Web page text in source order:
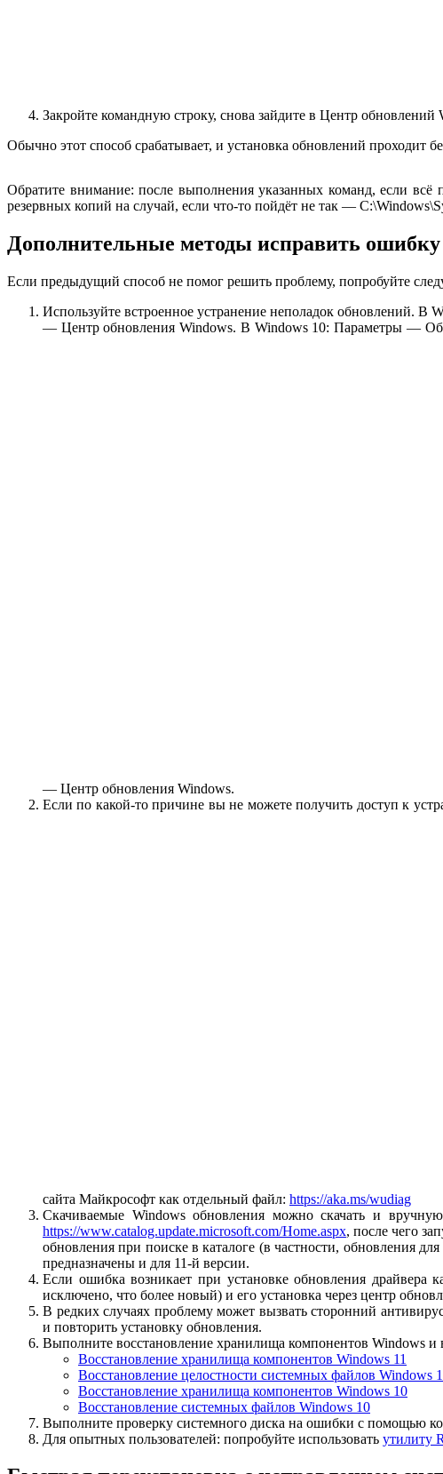
Закройте командную строку, снова зайдите в Центр
Обычно этот способ срабатывает, и установка обновлений проходит
Обратите внимание: после выполнения указанных команд, если
резервных копий на случай, если что-то пойдёт не так —
Дополнительные методы исправить ошибку
Если предыдущий способ не помог решить проблему, попробуйте
Используйте встроенное устранение неполадок обновлений.
— Центр обновления Windows. В Windows 10: Параметры —
— Центр обновления Windows.
Если по какой-то причине вы не можете получить доступ к
сайта Майкрософт как отдельный файл: https://aka.ms/wudiag
Скачиваемые Windows обновления можно скачать и
https://www.catalog.update.microsoft.com/Home.aspx, после чего
обновления при поиске в каталоге (в частности, обновления
предназначены и для 11-й версии.
Если ошибка возникает при установке обновления драйвера
исключено, что более новый) и его установка через центр
В редких случаях проблему может вызвать сторонний
и повторить установку обновления.
Выполните восстановление хранилища компонентов Windows и
Восстановление хранилища компонентов Windows 11
Восстановление целостности системных файлов Windows
Восстановление хранилища компонентов Windows 10
Восстановление системных файлов Windows 10
Выполните проверку системного диска на ошибки с помощью
Для опытных пользователей: попробуйте использовать утилиту